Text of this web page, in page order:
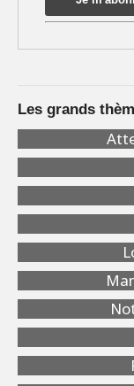
Les grands